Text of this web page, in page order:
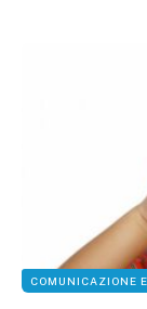
COMUNICAZIONE